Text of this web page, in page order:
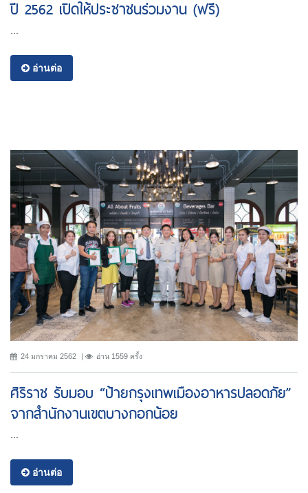
ปี 2562 เปิดให้ประชาชนร่วมงาน (ฟรี)
อ่านต่อ
24 มกราคม 2562 อ่าน 1559 ครั้ง
ศิริราช รับมอบ “ป้ายกรุงเทพเมืองอาหารปลอดภัย”
จากสำนักงานเขตบางกอกน้อย
...
อ่านต่อ